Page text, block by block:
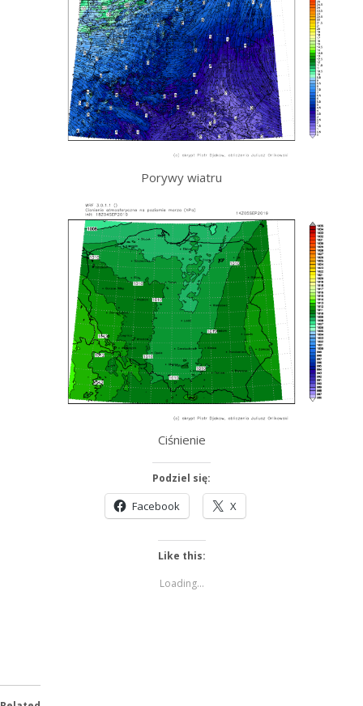
Porywy wiatru
Ciśnienie
Podziel się:
Facebook X
Like this:
Loading...